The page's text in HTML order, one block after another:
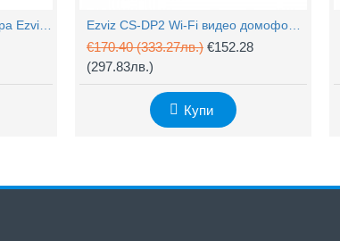
€170.40(333.27лв.) €152.28
(297.83лв.)
Купи